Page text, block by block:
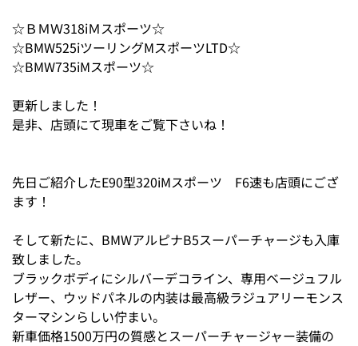
☆ＢＭＷ318iＭスポーツ☆
☆BMW525iツーリングMスポーツLTD☆
☆BMW735iMスポーツ☆
更新しました！
是非、店頭にて現車をご覧下さいね！
先日ご紹介したE90型320iMスポーツ F6速も店頭にござ
ます！
そして新たに、BMWアルピナB5スーパーチャージも入庫
致しました。
ブラックボディにシルバーデコライン、専用ベージュフル
レザー、ウッドパネルの内装は最高級ラジュアリーモンス
ターマシンらしい佇まい。
新車価格1500万円の質感とスーパーチャージャー装備の